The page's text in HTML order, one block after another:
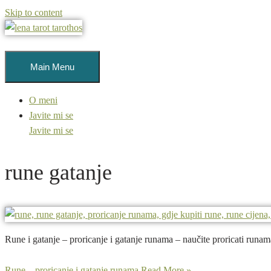
Skip to content
Main Menu
O meni
Javite mi se
Javite mi se
rune gatanje
Rune i gatanje – proricanje i gatanje runama – naučite proricati